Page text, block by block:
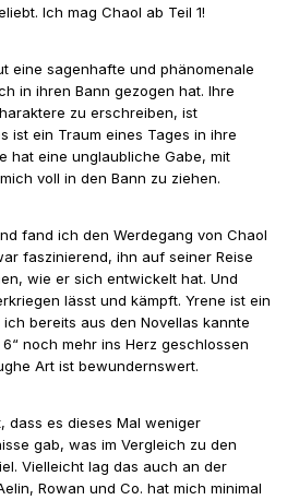
Ich mag Chaol ab Teil 1!
eine sagenhafte und phänomenale
in ihren Bann gezogen hat. Ihre
zu erschreiben, ist
ist ein Traum eines Tages in ihre
hat eine unglaubliche Gabe, mit
voll in den Bann zu ziehen.
fand ich den Werdegang von Chaol
faszinierend, ihn auf seiner Reise
wie er sich entwickelt hat. Und
lässt und kämpft. Yrene ist ein
bereits aus den Novellas kannte
noch mehr ins Herz geschlossen
Art ist bewundernswert.
dass es dieses Mal weniger
gab, was im Vergleich zu den
Vielleicht lag das auch an der
Rowan und Co. hat mich minimal